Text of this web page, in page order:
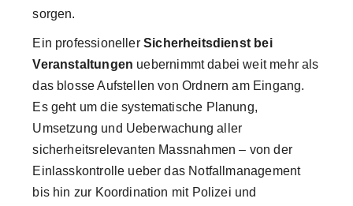
sorgen.
Ein professioneller Sicherheitsdienst bei
Veranstaltungen uebernimmt dabei weit mehr als
das blosse Aufstellen von Ordnern am Eingang.
Es geht um die systematische Planung,
Umsetzung und Ueberwachung aller
sicherheitsrelevanten Massnahmen – von der
Einlasskontrolle ueber das Notfallmanagement
bis hin zur Koordination mit Polizei und